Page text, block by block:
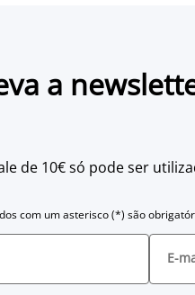
a
de 10€ só pode ser
com um asterisco (*) são
E-